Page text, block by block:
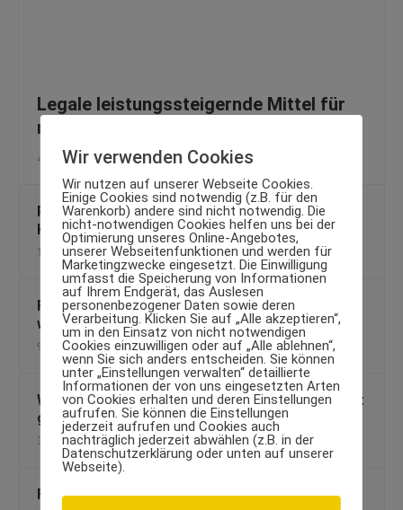
Legale leistungssteigernde Mittel für
mehr Power
4. Januar 2010
Proteine für den Muskelaufbau: Die wichtigsten
Kriterien
1. Mai 2014
Fit durch den Alltagsstress – diese Tipps helfen
weiter
9. Februar 2013
Wissenschaftlich belegt: Nicht jede Kalorie zählt
gleich viel
30. Juni 2012
Fitness-Apps: Fit dank virtueller Trainer
Wir verwenden Cookies
Wir nutzen auf unserer Webseite Cookies.
Einige Cookies sind notwendig (z.B. für den
Warenkorb) andere sind nicht notwendig. Die
nicht-notwendigen Cookies helfen uns bei der
Optimierung unseres Online-Angebotes,
unserer Webseitenfunktionen und werden für
Marketingzwecke eingesetzt. Die Einwilligung
umfasst die Speicherung von Informationen
auf Ihrem Endgerät, das Auslesen
personenbezogener Daten sowie deren
Verarbeitung. Klicken Sie auf „Alle akzeptieren“,
um in den Einsatz von nicht notwendigen
Cookies einzuwilligen oder auf „Alle ablehnen“,
wenn Sie sich anders entscheiden. Sie können
unter „Einstellungen verwalten“ detaillierte
Informationen der von uns eingesetzten Arten
von Cookies erhalten und deren Einstellungen
aufrufen. Sie können die Einstellungen
jederzeit aufrufen und Cookies auch
nachträglich jederzeit abwählen (z.B. in der
Datenschutzerklärung oder unten auf unserer
Webseite).